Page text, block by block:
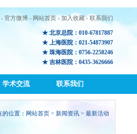
- 官方微博- 网站首页- 加入收藏- 联系我们
★ 北京总院：010-67817887
★ 上海医院：021-54873907
★ 珠海医院：0756-2258246
★ 吉林医院：0435-3626666
学术交流 联系我们
位置： 网站首页 > 新闻资讯 > 最新活动